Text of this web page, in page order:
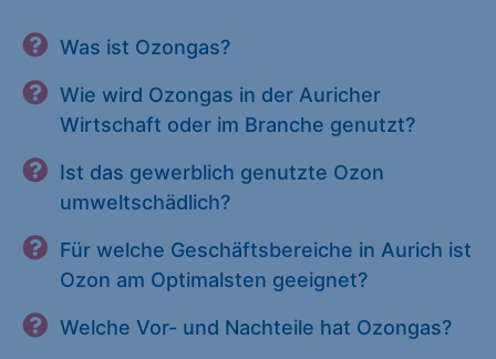
Was ist Ozongas?
Wie wird Ozongas in der Auricher
Wirtschaft oder im Branche genutzt?
Ist das gewerblich genutzte Ozon
umweltschädlich?
Für welche Geschäftsbereiche in Aurich ist
Ozon am Optimalsten geeignet?
Welche Vor- und Nachteile hat Ozongas?